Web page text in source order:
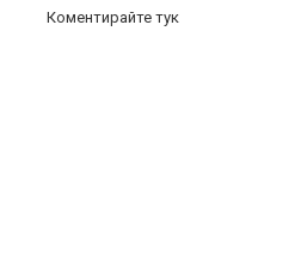
Коментирайте тук